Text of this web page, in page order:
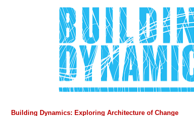
Building Dynamics: Exploring Architecture of Change